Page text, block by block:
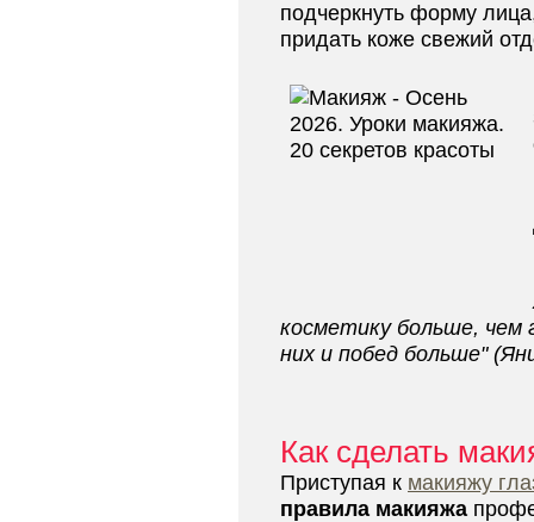
подчеркнуть форму
придать коже свежий
косметику больше, чем
них и побед больше"
Как сделать
Приступая к макияжу
правила макияжа